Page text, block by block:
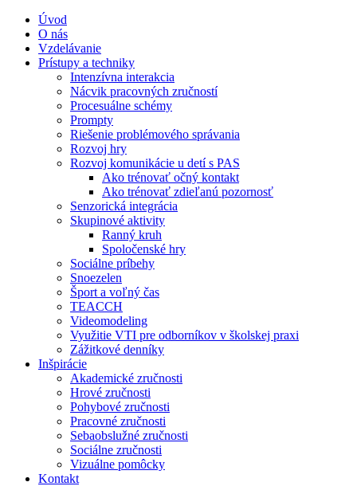
Úvod
O nás
Vzdelávanie
Prístupy a techniky
Intenzívna interakcia
Nácvik pracovných zručností
Procesuálne schémy
Prompty
Riešenie problémového správania
Rozvoj hry
Rozvoj komunikácie u detí s PAS
Ako trénovať očný kontakt
Ako trénovať zdieľanú pozornosť
Senzorická integrácia
Skupinové aktivity
Ranný kruh
Spoločenské hry
Sociálne príbehy
Snoezelen
Šport a voľný čas
TEACCH
Videomodeling
Využitie VTI pre odborníkov v školskej praxi
Zážitkové denníky
Inšpirácie
Akademické zručnosti
Hrové zručnosti
Pohybové zručnosti
Pracovné zručnosti
Sebaobslužné zručnosti
Sociálne zručnosti
Vizuálne pomôcky
Kontakt